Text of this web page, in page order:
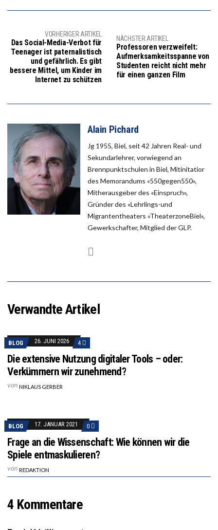
VORHERIGER ARTIKEL
Das Social-Media-Verbot für
Teenager ist paternalistisch
und gefährlich. Es gibt
bessere Mittel, um Kinder im
Internet zu schützen
NÄCHSTER ARTIKEL
Professoren verzweifelt:
Aufmerksamkeitsspanne von
Studenten reicht nicht mehr
für einen ganzen Film
Alain Pichard
Jg 1955, Biel, seit 42 Jahren Real- und
Sekundarlehrer, vorwiegend an
Brennpunktschulen in Biel, Mitinitatior
des Memorandums «550gegen550»,
Mitherausgeber des «Einspruch»,
Gründer des «Lehrlings-und
Migrantentheaters «TheaterzoneBiel»,
Gewerkschafter, Mitglied der GLP.
Verwandte Artikel
BLOG 26. JUNI 2026 4
Die extensive Nutzung digitaler Tools – oder:
Verkümmern wir zunehmend?
von NIKLAUS GERBER
BLOG 17. JANUAR 2021 0
Frage an die Wissenschaft: Wie können wir die
Spiele entmaskulieren?
von REDAKTION
4 Kommentare